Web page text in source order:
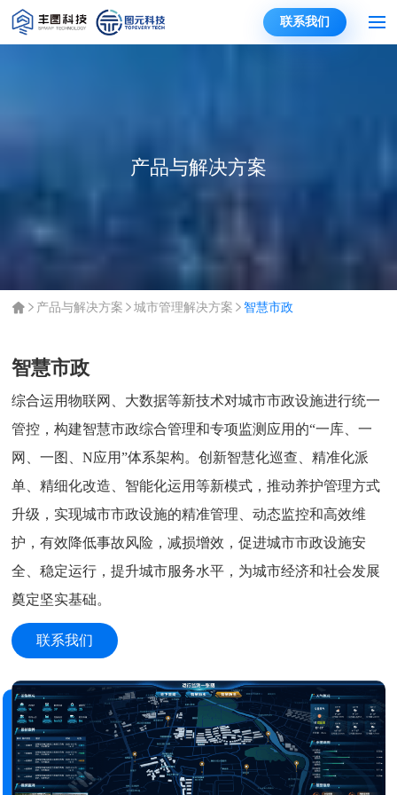
联系我们
产品与解决方案
产品与解决方案 城市管理解决方案 智慧市政
智慧市政
综合运用物联网、大数据等新技术对城市市政设施进行统一
管控，构建智慧市政综合管理和专项监测应用的“一库、一
网、一图、N应用”体系架构。创新智慧化巡查、精准化派
单、精细化改造、智能化运用等新模式，推动养护管理方式
升级，实现城市市政设施的精准管理、动态监控和高效维
护，有效降低事故风险，减损增效，促进城市市政设施安
全、稳定运行，提升城市服务水平，为城市经济和社会发展
奠定坚实基础。
联系我们